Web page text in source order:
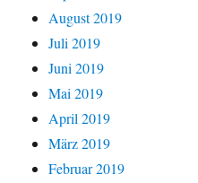
August 2019
Juli 2019
Juni 2019
Mai 2019
April 2019
März 2019
Februar 2019